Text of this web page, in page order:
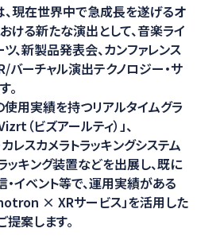
、現在世界中で急成長を遂げるオ
ける新たな演出として、音楽ライ
ツ、新製品発表会、カンファレンス
バーチャル演出テクノロジー・サ
。
用実績を持つリアルタイムグラ
（ビズアールティ）」、
スカメラトラッキングシステム
ッキング装置などを出展し、既に
・イベント等で、運用実績がある
× XRサービス」を活用した
案します。